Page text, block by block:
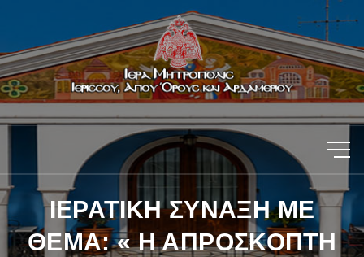
ΙΕΡΑΤΙΚΗ ΣΥΝΑΞΗ ΜΕ
ΘΕΜΑ: « Η ΑΠΡΟΣΚΟΠΤΗ